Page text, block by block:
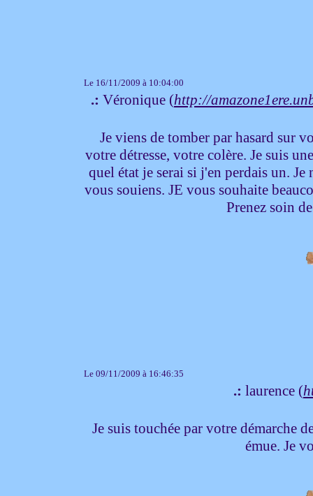
Le 16/11/2009 à 10:04:00
.: Véronique (http://
Je viens de tomber par hasard sur
votre détresse, votre colère. Je suis
quel état je serai si j'en perdais un.
vous souiens. JE vous souhaite
Prenez soin
Le 09/11/2009 à 16:46:35
.: laurence (
Je suis touchée par votre démarche
émue. Je